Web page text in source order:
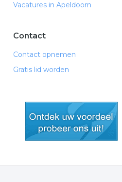
Vacatures in Apeldoorn
Contact
Contact opnemen
Gratis lid worden